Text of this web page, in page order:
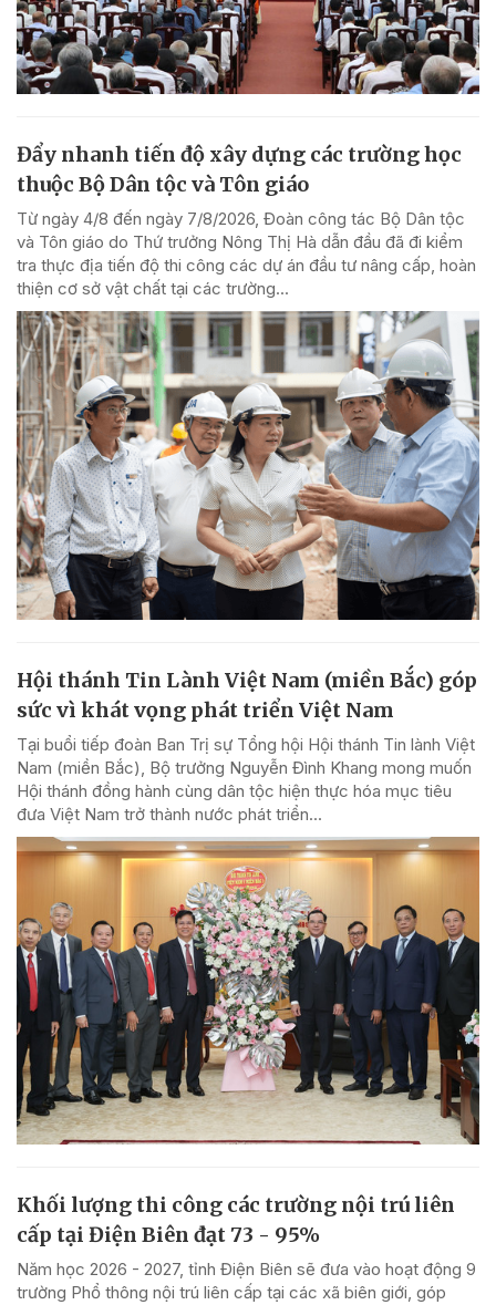
Đẩy nhanh tiến độ xây dựng các trường học
thuộc Bộ Dân tộc và Tôn giáo
Từ ngày 4/8 đến ngày 7/8/2026, Đoàn công tác Bộ Dân tộc
và Tôn giáo do Thứ trưởng Nông Thị Hà dẫn đầu đã đi kiểm
tra thực địa tiến độ thi công các dự án đầu tư nâng cấp, hoàn
thiện cơ sở vật chất tại các trường...
Hội thánh Tin Lành Việt Nam (miền Bắc) góp
sức vì khát vọng phát triển Việt Nam
Tại buổi tiếp đoàn Ban Trị sự Tổng hội Hội thánh Tin lành Việt
Nam (miền Bắc), Bộ trưởng Nguyễn Đình Khang mong muốn
Hội thánh đồng hành cùng dân tộc hiện thực hóa mục tiêu
đưa Việt Nam trở thành nước phát triển...
Khối lượng thi công các trường nội trú liên
cấp tại Điện Biên đạt 73 - 95%
Năm học 2026 - 2027, tỉnh Điện Biên sẽ đưa vào hoạt động 9
trường Phổ thông nội trú liên cấp tại các xã biên giới, góp